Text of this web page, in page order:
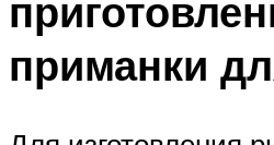
приманки